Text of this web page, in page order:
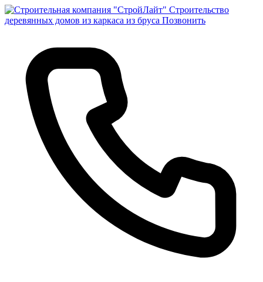
Строительство
деревянных домов из каркаса из бруса Позвонить